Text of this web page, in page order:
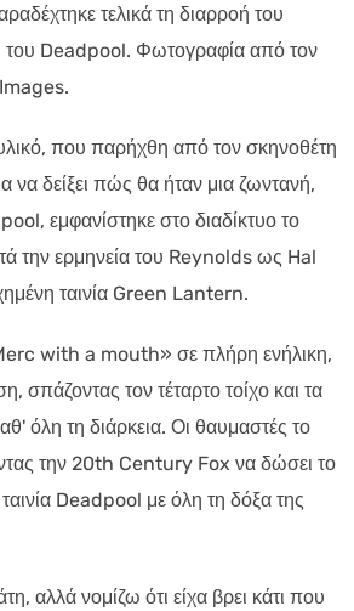
τελικά τη διαρροή του
του Deadpool. Φωτογραφία από τον
που παρήχθη από τον σκηνοθέτη
να δείξει πώς θα ήταν μια ζωντανή,
εμφανίστηκε στο διαδίκτυο το
την ερμηνεία του Reynolds ως Hal
ταινία Green Lantern.
with a mouth» σε πλήρη ενήλικη,
σπάζοντας τον τέταρτο τοίχο και τα
όλη τη διάρκεια. Οι θαυμαστές το
την 20th Century Fox να δώσει το
Deadpool με όλη τη δόξα της
αλλά νομίζω ότι είχα βρει κάτι που